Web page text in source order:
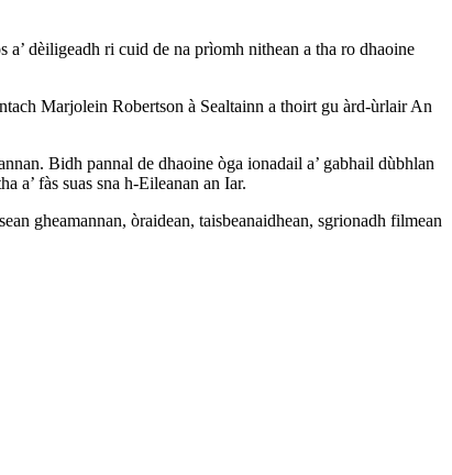
dèiligeadh ri cuid de na prìomh nithean a tha ro dhaoine
Marjolein Robertson à Sealtainn a thoirt gu àrd-ùrlair An
Bidh pannal de dhaoine òga ionadail a’ gabhail dùbhlan
a’ fàs suas sna h-Eileanan an Iar.
gheamannan, òraidean, taisbeanaidhean, sgrionadh filmean